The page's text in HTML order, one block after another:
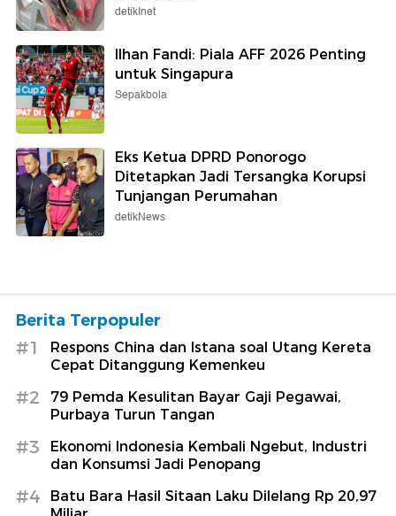
detikInet
Ilhan Fandi: Piala AFF 2026 Penting
untuk Singapura
Sepakbola
Eks Ketua DPRD Ponorogo
Ditetapkan Jadi Tersangka Korupsi
Tunjangan Perumahan
detikNews
Berita Terpopuler
#1
Respons China dan Istana soal Utang Kereta
Cepat Ditanggung Kemenkeu
#2
79 Pemda Kesulitan Bayar Gaji Pegawai,
Purbaya Turun Tangan
#3
Ekonomi Indonesia Kembali Ngebut, Industri
dan Konsumsi Jadi Penopang
#4
Batu Bara Hasil Sitaan Laku Dilelang Rp 20,97